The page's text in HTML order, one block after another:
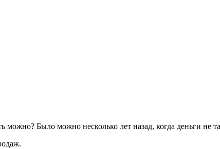
можно? Было можно несколько лет назад, когда деньги не